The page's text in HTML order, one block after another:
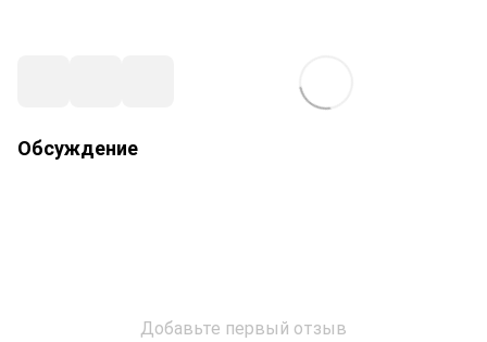
Обсуждение
Добавьте первый отзыв